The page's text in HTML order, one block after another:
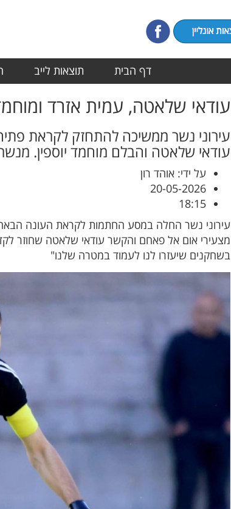
דף הבית תוצאות לייב
עודאי שלאטה, עמית אזרד
עירוני נשר ממשיכה להתחזק לקראת
עודאי שלאטה והבלם מוחמד יוספין.
על ידי: אוהד רון
20-05-2026
18:15
עירוני נשר החלה במסע החתמות לקראת העונה
מצעירי אום אל פאחם והקשר עודאי שלאטה שחוזר
בשחקנים שיעזרו לנו לעמוד במטרה שלנו"